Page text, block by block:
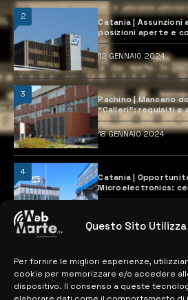
Questo Sito Utilizza
Per fornire le migliori esperienze,
cookie per memorizzare e/o accedere
dispositivo. Il consenso a queste
2
Catania |
posizioni aperte e
12 GENNAIO 2024
3
Pachino | Mancano
“Calleri”: requisiti e
18 GENNAIO 2024
4
Catania |
Microelectronics:
previste
MAPPA DEL SITO